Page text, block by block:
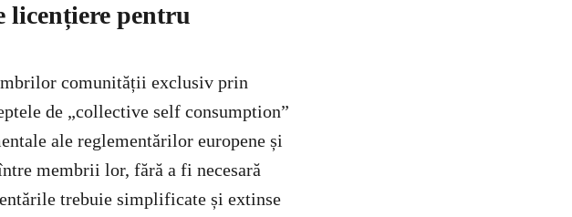
licențiere pentru
comunității exclusiv prin
de „collective self consumption”
ale reglementărilor europene și
membrii lor, fără a fi necesară
trebuie simplificate și extinse